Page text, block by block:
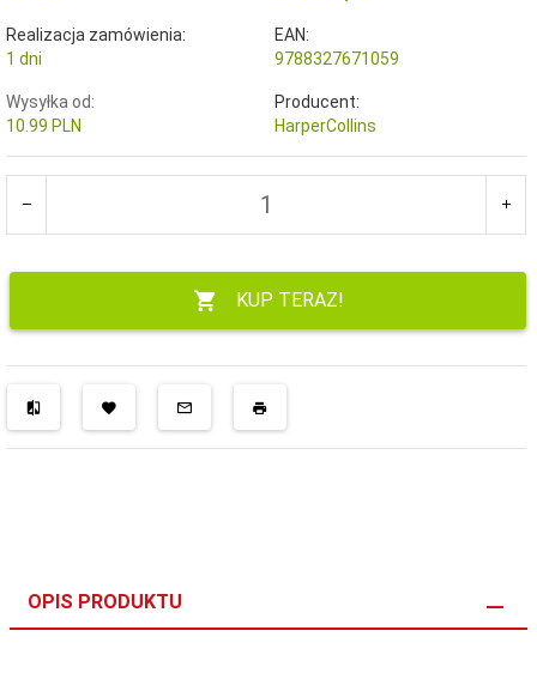
Realizacja zamówienia:
1 dni
EAN:
9788327671059
Wysyłka od:
10.99 PLN
Producent:
HarperCollins
KUP TERAZ!
OPIS PRODUKTU